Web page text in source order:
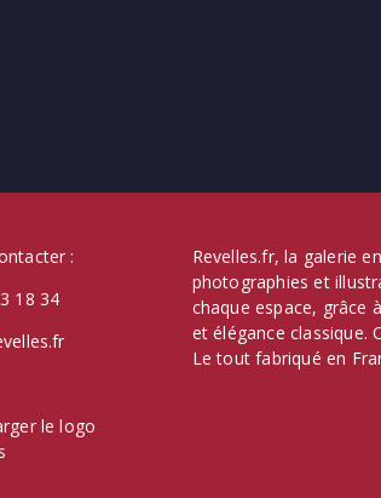
:
18 34
le logo
Revelles.fr, la galerie
photographies et
chaque espace, grâce
et élégance classique.
Le tout fabriqué en